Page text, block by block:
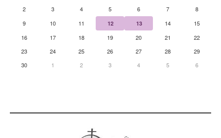
2
3 4 5 6 7
8
9
10 11 12 13 14
15
16
17 18 19 20 21
22
23
24 25 26 27 28
29
30
1 2 3 4 5 6